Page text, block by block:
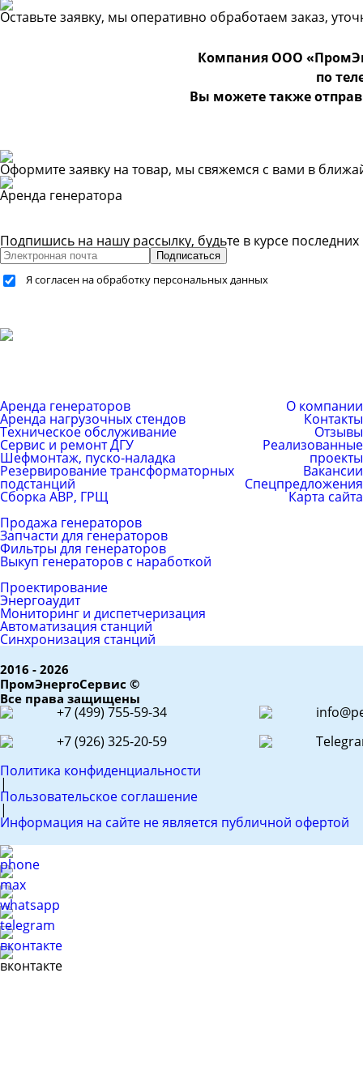
Оставьте заявку, мы оперативно обработаем заказ,
Компания ООО
по
Вы можете также
Оформите заявку на товар, мы свяжемся с вами в
Аренда генератора
Подпишись на нашу рассылку, будьте в курсе
Подписаться
Я согласен на обработку персональных данных
Аренда генераторов
Аренда нагрузочных стендов
Техническое обслуживание
Сервис и ремонт ДГУ
Шефмонтаж, пуско-наладка
Резервирование трансформаторных
подстанций
Сборка АВР, ГРЩ
О компании
Контакты
Отзывы
Реализованные
проекты
Вакансии
Спецпредложения
Карта сайта
Каталог товаров
Продажа генераторов
Запчасти для генераторов
Фильтры для генераторов
Выкуп генераторов с наработкой
ЕРС (контракт)
Проектирование
Энергоаудит
Мониторинг и диспетчеризация
Автоматизация станций
Синхронизация станций
2016 - 2026
ПромЭнергоСервис ©
Все права защищены
+7 (499) 755-59-34
+7 (926) 325-20-59
Политика конфиденциальности
|
Пользовательское соглашение
|
Информация на сайте не является публичной офертой